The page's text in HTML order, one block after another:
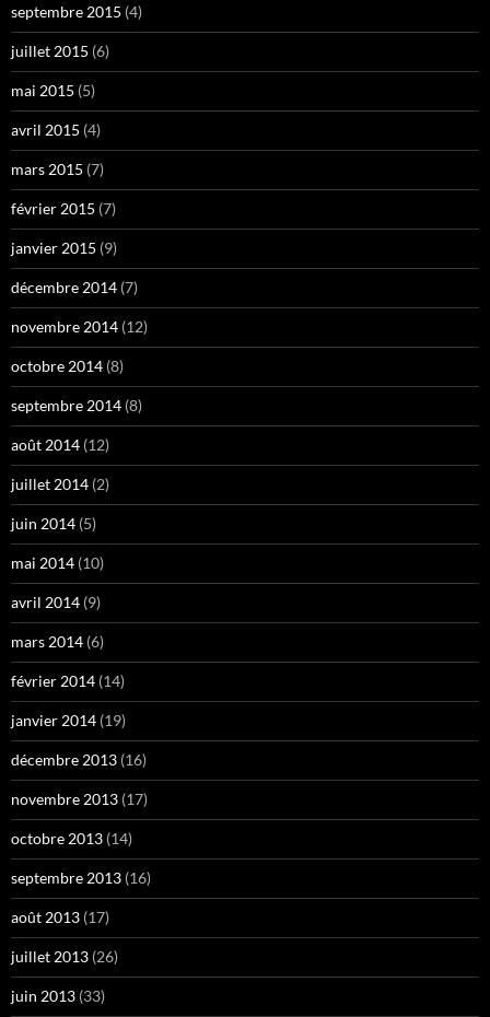
septembre 2015 (4)
juillet 2015 (6)
mai 2015 (5)
avril 2015 (4)
mars 2015 (7)
février 2015 (7)
janvier 2015 (9)
décembre 2014 (7)
novembre 2014 (12)
octobre 2014 (8)
septembre 2014 (8)
août 2014 (12)
juillet 2014 (2)
juin 2014 (5)
mai 2014 (10)
avril 2014 (9)
mars 2014 (6)
février 2014 (14)
janvier 2014 (19)
décembre 2013 (16)
novembre 2013 (17)
octobre 2013 (14)
septembre 2013 (16)
août 2013 (17)
juillet 2013 (26)
juin 2013 (33)